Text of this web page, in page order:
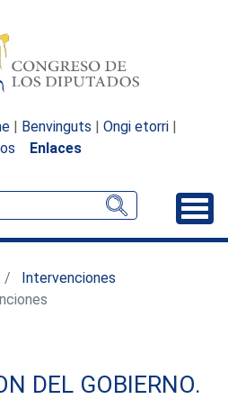
| Benvinguts | Ongi etorri |
Enlaces
Intervenciones
DEL GOBIERNO.